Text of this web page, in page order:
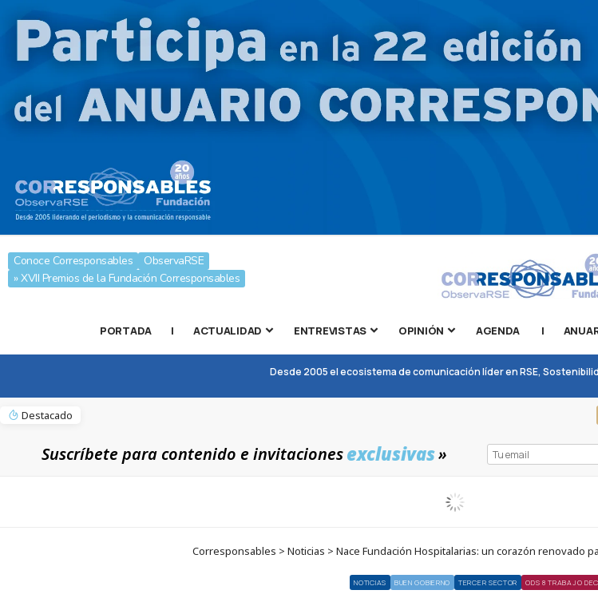
Conoce Corresponsables
ObservaRSE
» XVII Premios de la Fundación Corresponsables
PORTADA | ACTUALIDAD ENTREVISTAS OPINIÓN AGENDA |
Desde 2005 el ecosistema de comunicación líder en RSE,
Destacado
Suscríbete para contenido e invitacionesexclusivas»
Corresponsables > Noticias > Nace Fundación Hospitalarias: un corazón renovado
NOTICIAS BUEN GOBIERNO TERCER SECTOR ODS 8 TRABAJO